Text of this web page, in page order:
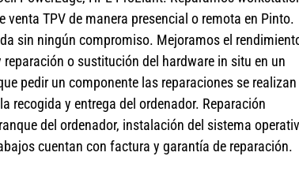
TPV de manera presencial o remota en Pinto.
sin ningún compromiso. Mejoramos el
o sustitución del hardware in situ en un
pedir un componente las reparaciones se realizan
recogida y entrega del ordenador. Reparación
del ordenador, instalación del sistema
cuentan con factura y garantía de reparación.